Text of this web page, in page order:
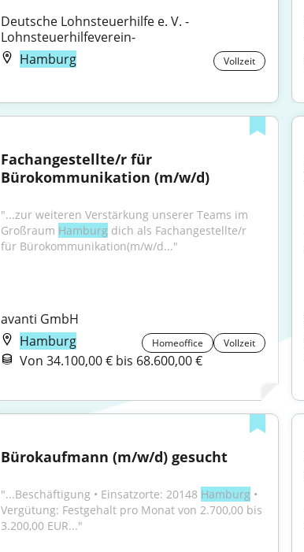
Deutsche Lohnsteuerhilfe e. V. -
Lohnsteuerhilfeverein-
Hamburg
Vollzeit
Fachangestellte/r für
Bürokommunikation (m/w/d)
"...zur weiteren Verstärkung unserer Teams im
Großraum Hamburg dich als Fachangestellte/r
für Bürokommunikation(m/w/d..."
avanti GmbH
Hamburg
Homeoffice Vollzeit
Von 34.100,00 € bis 68.600,00 €
Bürokaufmann (m/w/d) gesucht
"...Beschäftigung • Einsatzorte: 20148 Hamburg •
Vergütung: Festgehalt pro Monat von 2.700,00 bis
3.200,00 EUR..."